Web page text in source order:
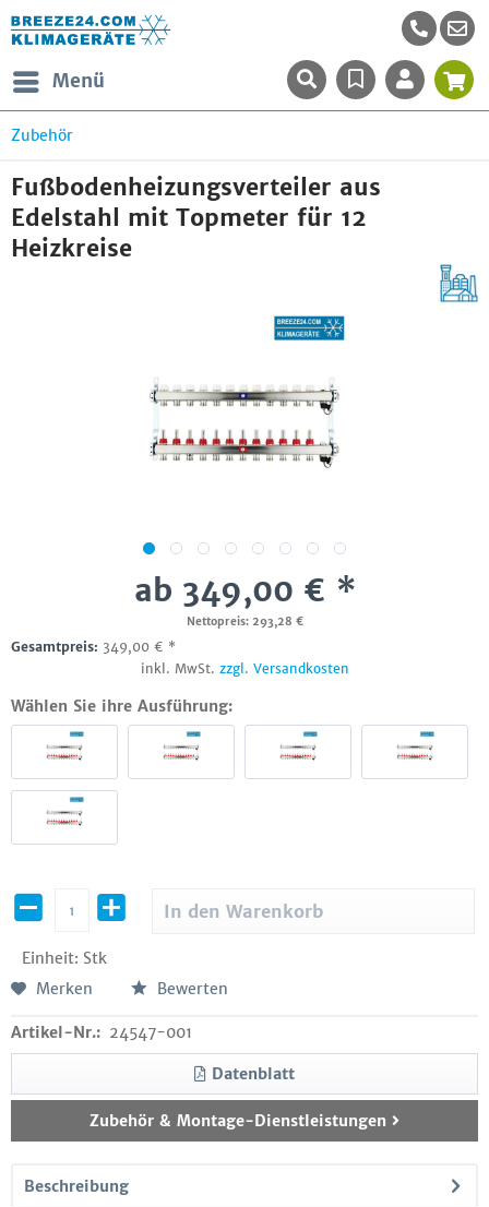
Menü
Zubehör
Fußbodenheizungsverteiler aus
Edelstahl mit Topmeter für 12
Heizkreise
ab 349,00 € *
Nettopreis: 293,28 €
Gesamtpreis: 349,00 € *
inkl. MwSt. zzgl. Versandkosten
Wählen Sie ihre Ausführung:
Einheit: Stk
In den Warenkorb
Merken Bewerten
Artikel-Nr.: 24547-001
Datenblatt
Zubehör & Montage-Dienstleistungen
Beschreibung